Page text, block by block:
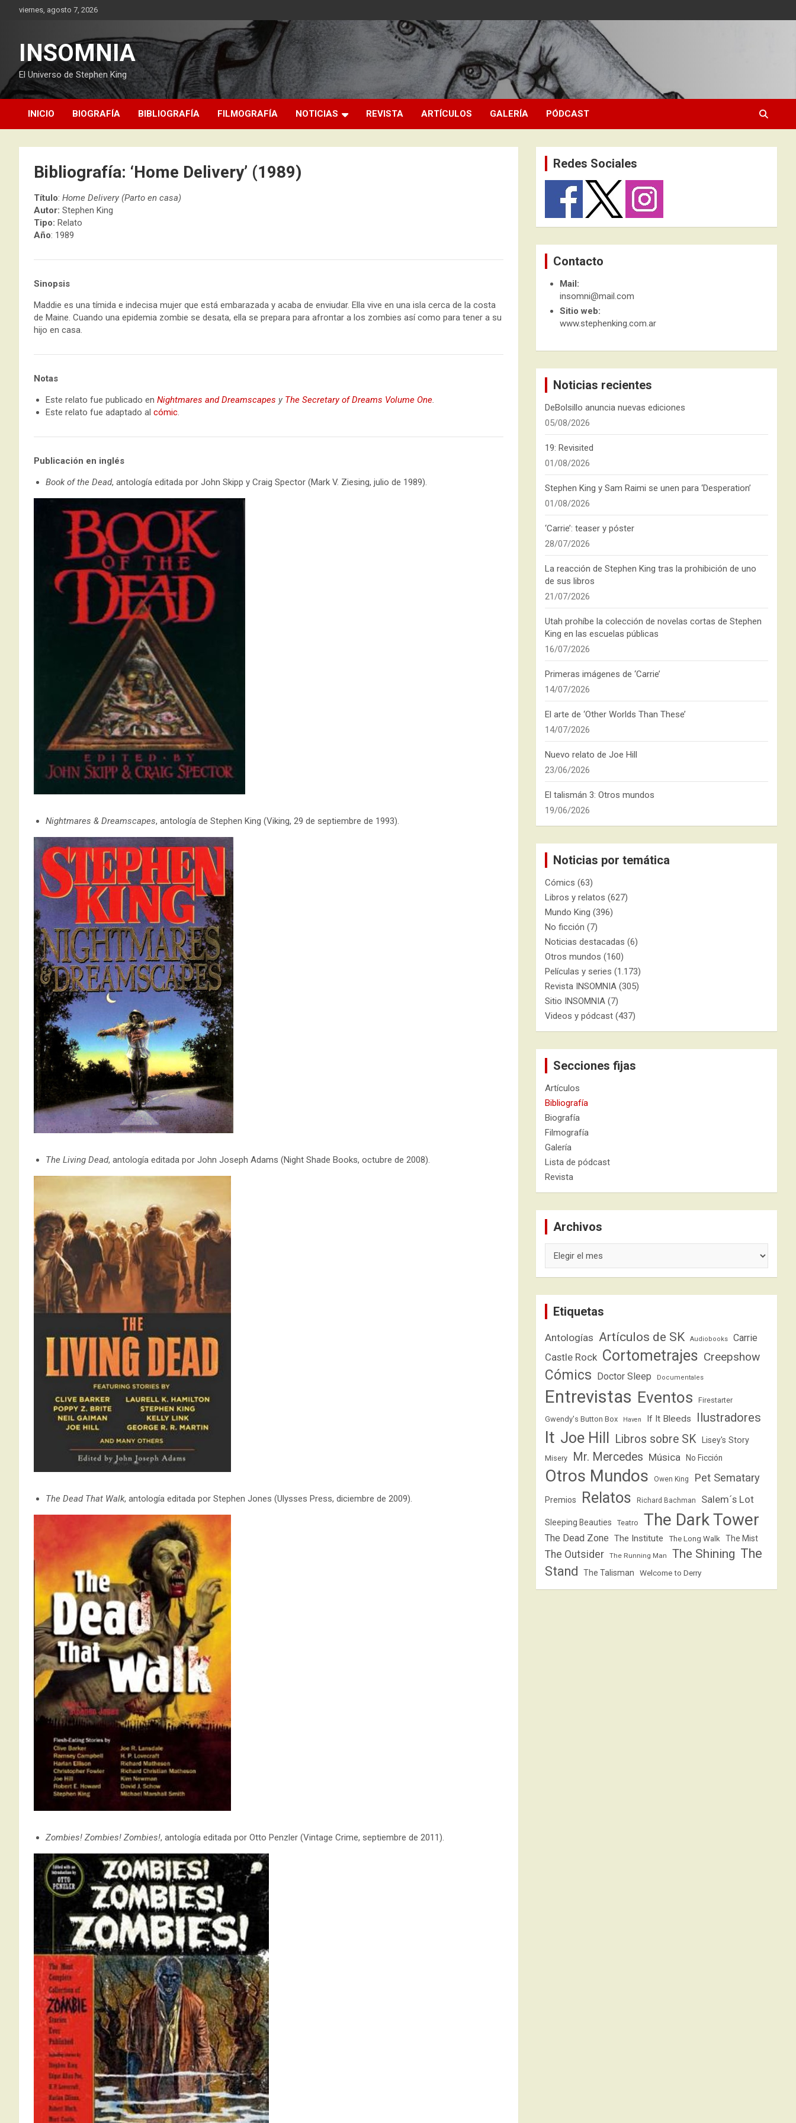
viernes, agosto 7, 2026
INSOMNIA
El Universo de Stephen King
INICIO BIOGRAFÍA BIBLIOGRAFÍA FILMOGRAFÍA NOTICIAS REVISTA ARTÍCULOS GALERÍA PÓDCAST
Bibliografía: ‘Home Delivery’ (1989)
Título: Home Delivery (Parto en casa)
Autor: Stephen King
Tipo: Relato
Año: 1989
Sinopsis
Maddie es una tímida e indecisa mujer que está embarazada y acaba de enviudar. Ella vive en una isla cerca de la costa
de Maine. Cuando una epidemia zombie se desata, ella se prepara para afrontar a los zombies así como para tener a su
hijo en casa.
Notas
Este relato fue publicado en Nightmares and Dreamscapes y The Secretary of Dreams Volume One.
Este relato fue adaptado al cómic.
Publicación en inglés
Book of the Dead, antología editada por John Skipp y Craig Spector (Mark V. Ziesing, julio de 1989).
Nightmares & Dreamscapes, antología de Stephen King (Viking, 29 de septiembre de 1993).
The Living Dead, antología editada por John Joseph Adams (Night Shade Books, octubre de 2008).
The Dead That Walk, antología editada por Stephen Jones (Ulysses Press, diciembre de 2009).
Zombies! Zombies! Zombies!, antología editada por Otto Penzler (Vintage Crime, septiembre de 2011).
Redes Sociales
Contacto
Mail:
insomni@mail.com
Sitio web:
www.stephenking.com.ar
Noticias recientes
DeBolsillo anuncia nuevas ediciones
05/08/2026
19: Revisited
01/08/2026
Stephen King y Sam Raimi se unen para ‘Desperation’
01/08/2026
‘Carrie’: teaser y póster
28/07/2026
La reacción de Stephen King tras la prohibición de uno
de sus libros
21/07/2026
Utah prohíbe la colección de novelas cortas de Stephen
King en las escuelas públicas
16/07/2026
Primeras imágenes de ‘Carrie’
14/07/2026
El arte de ‘Other Worlds Than These’
14/07/2026
Nuevo relato de Joe Hill
23/06/2026
El talismán 3: Otros mundos
19/06/2026
Noticias por temática
Cómics (63)
Libros y relatos (627)
Mundo King (396)
No ficción (7)
Noticias destacadas (6)
Otros mundos (160)
Películas y series (1.173)
Revista INSOMNIA (305)
Sitio INSOMNIA (7)
Videos y pódcast (437)
Secciones fijas
Artículos
Bibliografía
Biografía
Filmografía
Galería
Lista de pódcast
Revista
Archivos
Etiquetas
Antologías Artículos de SK Audiobooks Carrie
Castle Rock Cortometrajes Creepshow
Cómics Doctor Sleep Documentales
Entrevistas Eventos Firestarter
Gwendy's Button Box Haven If It Bleeds Ilustradores
It Joe Hill Libros sobre SK Lisey's Story
Misery Mr. Mercedes Música No Ficción
Otros Mundos Owen King Pet Sematary
Premios Relatos Richard Bachman Salem´s Lot
Sleeping Beauties Teatro The Dark Tower
The Dead Zone The Institute The Long Walk The Mist
The Outsider The Running Man The Shining The
Stand
The Talisman Welcome to Derry